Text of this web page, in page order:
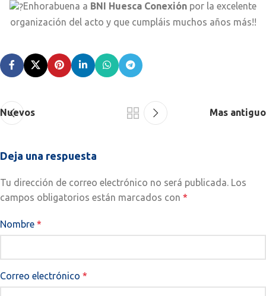
Enhorabuena a BNI Huesca Conexión por la excelente
organización del acto y que cumpláis muchos años más!!
Nuevos Mas antiguo
Deja una respuesta
Tu dirección de correo electrónico no será publicada. Los
campos obligatorios están marcados con *
Nombre *
Correo electrónico *